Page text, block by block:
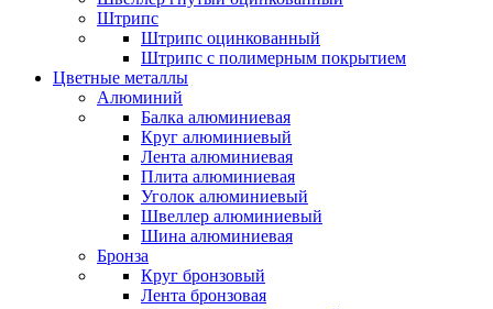
Штрипс
Штрипс оцинкованный
Штрипс с полимерным покрытием
Цветные металлы
Алюминий
Балка алюминиевая
Круг алюминиевый
Лента алюминиевая
Плита алюминиевая
Уголок алюминиевый
Швеллер алюминиевый
Шина алюминиевая
Бронза
Круг бронзовый
Лента бронзовая